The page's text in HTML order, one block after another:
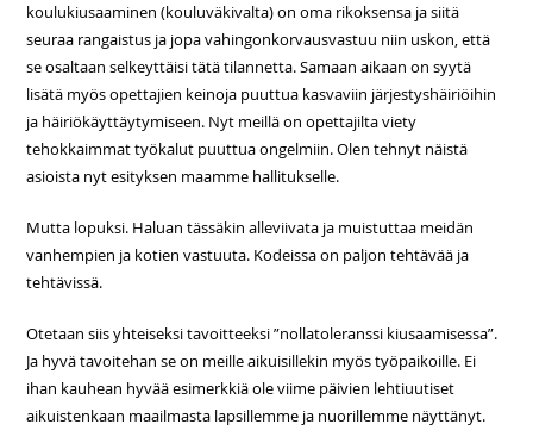
koulukiusaaminen (kouluväkivalta) on oma rikoksensa ja siitä
seuraa rangaistus ja jopa vahingonkorvausvastuu niin uskon, että
se osaltaan selkeyttäisi tätä tilannetta. Samaan aikaan on syytä
lisätä myös opettajien keinoja puuttua kasvaviin järjestyshäiriöihin
ja häiriökäyttäytymiseen. Nyt meillä on opettajilta viety
tehokkaimmat työkalut puuttua ongelmiin. Olen tehnyt näistä
asioista nyt esityksen maamme hallitukselle.
Mutta lopuksi. Haluan tässäkin alleviivata ja muistuttaa meidän
vanhempien ja kotien vastuuta. Kodeissa on paljon tehtävää ja
tehtävissä.
Otetaan siis yhteiseksi tavoitteeksi ”nollatoleranssi kiusaamisessa”.
Ja hyvä tavoitehan se on meille aikuisillekin myös työpaikoille. Ei
ihan kauhean hyvää esimerkkiä ole viime päivien lehtiuutiset
aikuistenkaan maailmasta lapsillemme ja nuorillemme näyttänyt.